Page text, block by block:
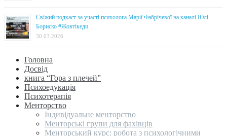
Свіжий подкаст за участі психолога Марії Фабрічевої на каналі Юлі
Бориско #Жовтікеди
30.03.2026
Головна
Досвід
книга “Гора з плечей”
Психоедукація
Психотерапія
Менторство
Індивідуальне менторство
Менторські групи для фахівців
Менторський курс: робота з психологічними